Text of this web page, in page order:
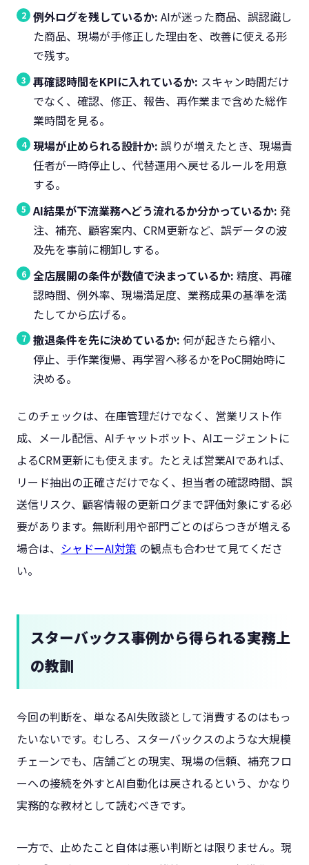
例外ログを残しているか: AIが迷った商品、誤認識し
た商品、現場が手修正した理由を、改善に使える形
で残す。
再確認時間をKPIに入れているか: スキャン時間だけ
でなく、確認、修正、報告、再作業まで含めた総作
業時間を見る。
現場が止められる設計か: 誤りが増えたとき、現場責
任者が一時停止し、代替運用へ戻せるルールを用意
する。
AI結果が下流業務へどう流れるか分かっているか: 発
注、補充、顧客案内、CRM更新など、誤データの波
及先を事前に棚卸しする。
全店展開の条件が数値で決まっているか: 精度、再確
認時間、例外率、現場満足度、業務成果の基準を満
たしてから広げる。
撤退条件を先に決めているか: 何が起きたら縮小、
停止、手作業復帰、再学習へ移るかをPoC開始時に
決める。
このチェックは、在庫管理だけでなく、営業リスト作
成、メール配信、AIチャットボット、AIエージェントに
よるCRM更新にも使えます。たとえば営業AIであれば、
リード抽出の正確さだけでなく、担当者の確認時間、誤
送信リスク、顧客情報の更新ログまで評価対象にする必
要があります。無断利用や部門ごとのばらつきが増える
場合は、 シャドーAI対策 の観点も合わせて見てくださ
い。
スターバックス事例から得られる実務上
の教訓
今回の判断を、単なるAI失敗談として消費するのはもっ
たいないです。むしろ、スターバックスのような大規模
チェーンでも、店舗ごとの現実、現場の信頼、補充フロ
ーへの接続を外すとAI自動化は戻されるという、かなり
実務的な教材として読むべきです。
一方で、止めたこと自体は悪い判断とは限りません。現